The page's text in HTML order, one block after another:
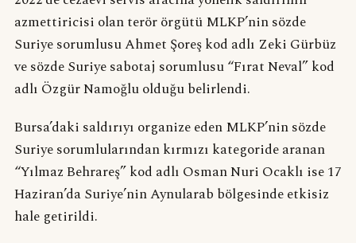
azmettiricisi olan terör örgütü MLKP’nin sözde
Suriye sorumlusu Ahmet Şoreş kod adlı Zeki Gürbüz
ve sözde Suriye sabotaj sorumlusu “Fırat Neval” kod
adlı Özgür Namoğlu olduğu belirlendi.
Bursa’daki saldırıyı organize eden MLKP’nin sözde
Suriye sorumlularından kırmızı kategoride aranan
“Yılmaz Behrareş” kod adlı Osman Nuri Ocaklı ise 17
Haziran’da Suriye’nin Aynularab bölgesinde etkisiz
hale getirildi.